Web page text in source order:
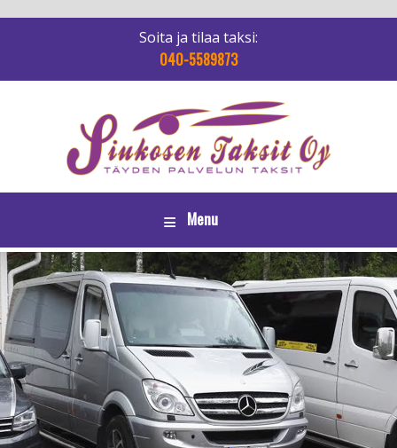
Soita ja tilaa taksi:
040-5589873
Menu